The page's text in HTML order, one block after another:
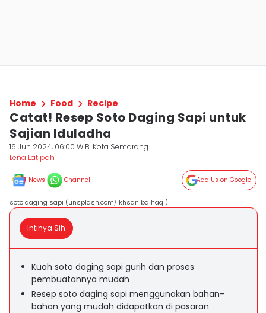
Home Food Recipe
Catat! Resep Soto Daging Sapi untuk
Sajian Iduladha
16 Jun 2024, 06:00 WIB Kota Semarang
Lena Latipah
News Channel Add Us on Google
soto daging sapi (unsplash.com/ikhsan baihaqi)
Intinya Sih
Kuah soto daging sapi gurih dan proses
pembuatannya mudah
Resep soto daging sapi menggunakan bahan-
bahan yang mudah didapatkan di pasaran